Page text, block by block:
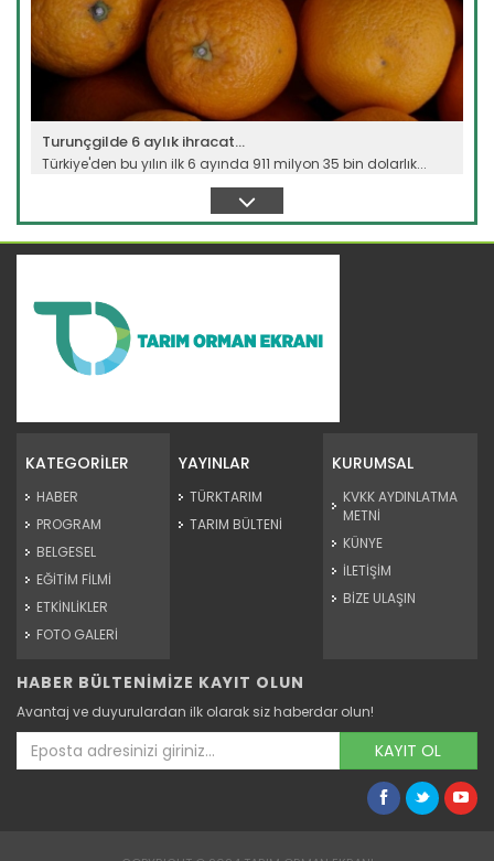
Turunçgilde 6 aylık ihracat...
Türkiye'den bu yılın ilk 6 ayında 911 milyon 35 bin dolarlık...
Devamını Oku ->
Batı Akdeniz'in yaş meyve ve...
Antalya, Isparta ve Burdur'daki firmalardan yapılan yaş
meyve ve...
Devamını Oku ->
KATEGORİLER
HABER
PROGRAM
BELGESEL
EĞİTİM FİLMİ
ETKİNLİKLER
FOTO GALERİ
YAYINLAR
TÜRKTARIM
TARIM BÜLTENİ
KURUMSAL
KVKK AYDINLATMA
METNİ
KÜNYE
İLETİŞİM
BİZE ULAŞIN
HABER BÜLTENİMİZE KAYIT OLUN
Avantaj ve duyurulardan ilk olarak siz haberdar olun!
KAYIT OL